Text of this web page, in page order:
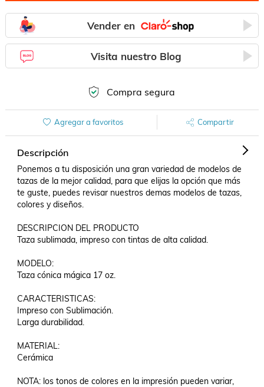
Vender en
Visita nuestro Blog
Compra segura
Agregar a favoritos Compartir
Descripción
Ponemos a tu disposición una gran variedad de modelos de
tazas de la mejor calidad, para que elijas la opción que más
te guste, puedes revisar nuestros demas modelos de tazas,
colores y diseños.
DESCRIPCION DEL PRODUCTO
Taza sublimada, impreso con tintas de alta calidad.
MODELO:
Taza cónica mágica 17 oz.
CARACTERISTICAS:
Impreso con Sublimación.
Larga durabilidad.
MATERIAL:
Cerámica
NOTA: los tonos de colores en la impresión pueden variar,